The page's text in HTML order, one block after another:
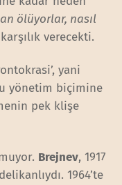
ölüyorlar, nasıl
verecekti.
yani
yönetim biçimine
pek klişe
Brejnev, 1917
1964’te